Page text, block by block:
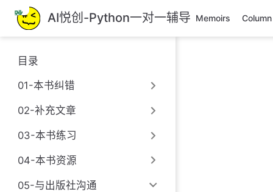
跳
至
主
內
AI悦创-Python一对一辅导 Memoirs Column
目录
01-本书纠错
02-补充文章
03-本书练习
04-本书资源
05-与出版社沟通